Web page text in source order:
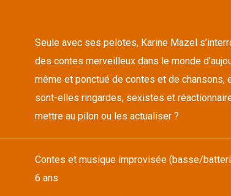
Seule avec ses pelotes, Karine Mazel
des contes merveilleux dans le monde
même et ponctué de contes et de chansons,
sont-elles ringardes, sexistes et
mettre au pilon ou les actualiser ?
Contes et musique improvisée (basse/
6 ans